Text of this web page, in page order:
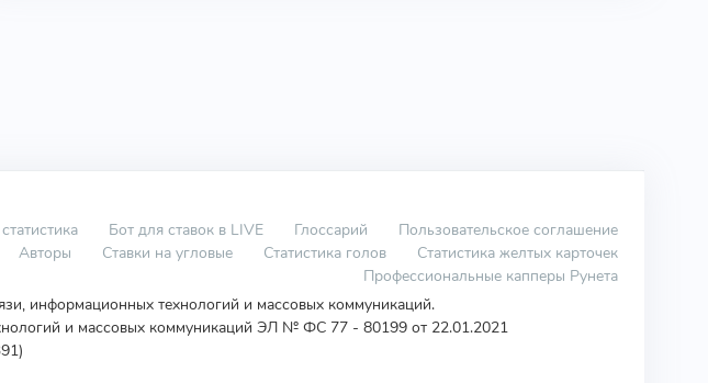
Бот для ставок в LIVE Глоссарий
Пользовательское соглашение
Авторы
Ставки на угловые Статистика голов
Статистика желтых карточек
Профессиональные капперы Рунета
информационных технологий и массовых коммуникаций.
и массовых коммуникаций ЭЛ № ФС 77 - 80199 от 22.01.2021